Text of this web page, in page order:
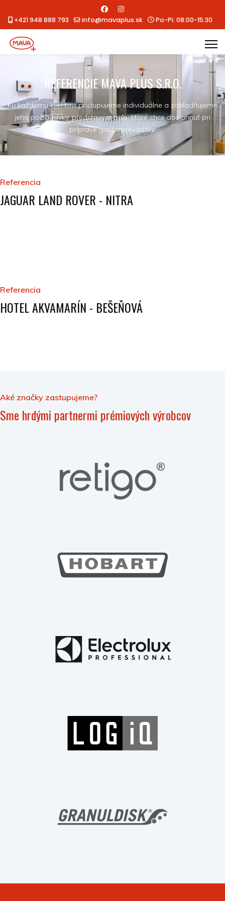
+421 948 888 793 info@mavaplus.sk Po-Pi: 08:00-15:30
REFERENCIE MAVA PLUS S.R.O.
Ku každému klientovi pristupujeme individuálne a zohľadňujeme
jeho požiadavky, predstavy a ciele, ktoré chce dosiahnuť pri
príprave gastroprevádzky.
Referencia
JAGUAR LAND ROVER - NITRA
Referencia
HOTEL AKVAMARÍN - BEŠEŇOVÁ
Aké značky zastupujeme?
Sme hrdými partnermi prémiových výrobcov